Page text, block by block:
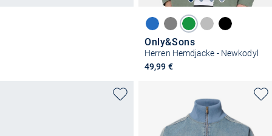
Only&Sons
Herren Hemdjacke - Newkodyl
49,99 €